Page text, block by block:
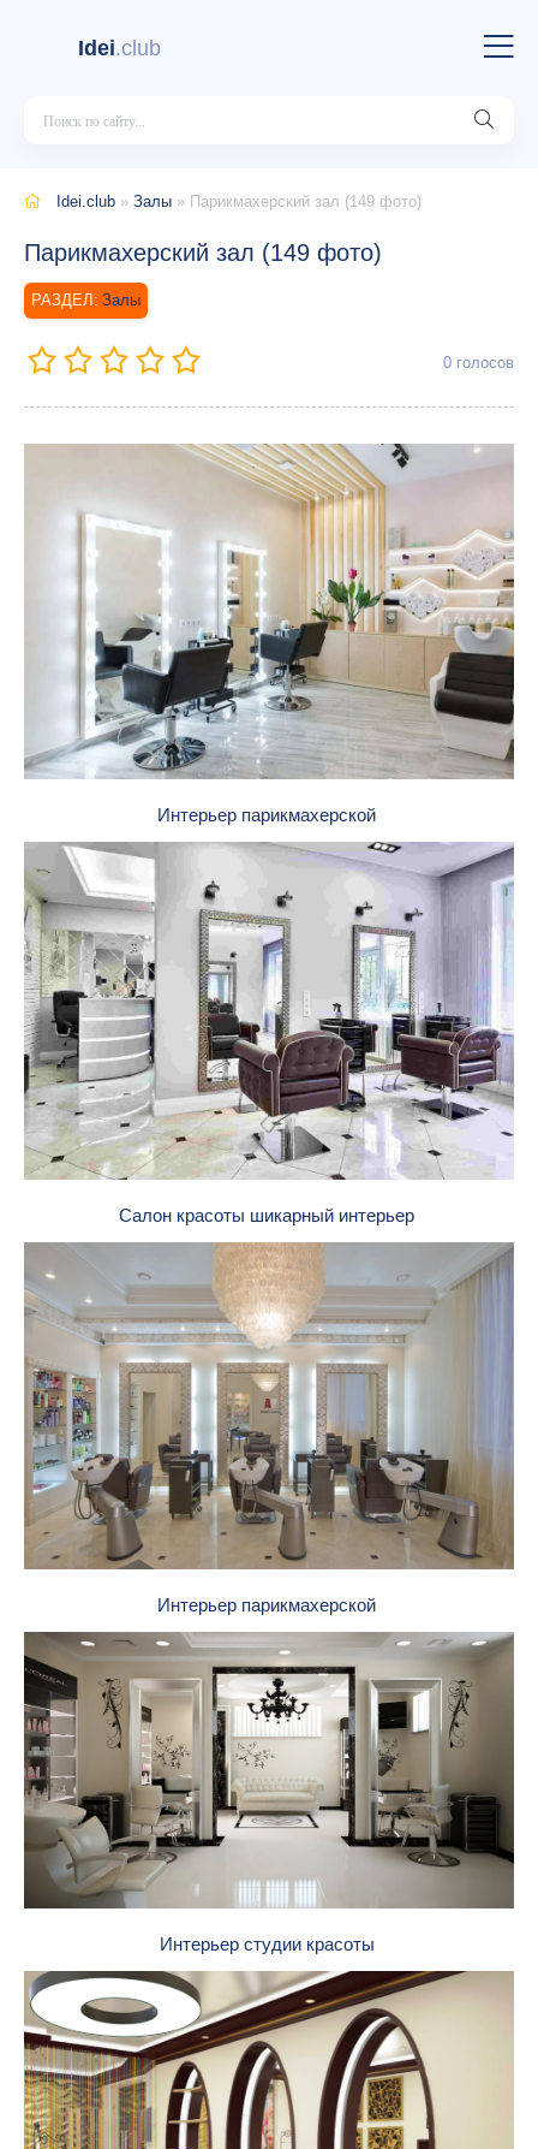
Idei.club
Idei.club » Залы » Парикмахерский зал (149 фото)
Парикмахерский зал (149 фото)
Залы
0 голосов
Интерьер парикмахерской
Салон красоты шикарный интерьер
Интерьер парикмахерской
Интерьер студии красоты